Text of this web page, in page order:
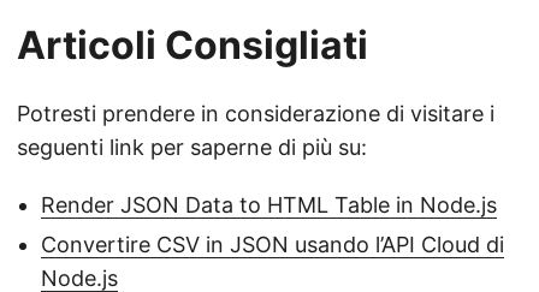
Articoli Consigliati
Potresti prendere in considerazione di visitare i
seguenti link per saperne di più su:
Render JSON Data to HTML Table in Node.js
Convertire CSV in JSON usando l’API Cloud di
Node.js